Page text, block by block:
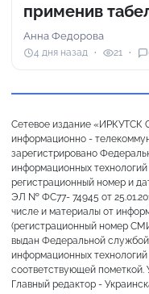
применив
Анна Федорова
4 дня назад 21
Сетевое издание «ИРКУТСК
информационно -
зарегистрировано
информационных
регистрационный номер и
ЭЛ № ФС77- 74945 от
числе и материалы от
(регистрационный номер
выдан Федеральной
информационных
соответствующей
Главный редактор -